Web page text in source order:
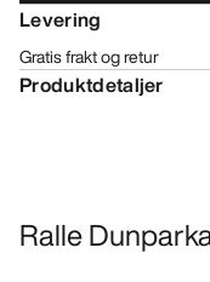
Levering
Gratis frakt og retur
Produktdetaljer
Ralle